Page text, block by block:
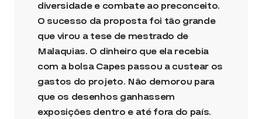
diversidade e combate ao preconceito.
O sucesso da proposta foi tão grande
que virou a tese de mestrado de
Malaquias. O dinheiro que ela recebia
com a bolsa Capes passou a custear os
gastos do projeto. Não demorou para
que os desenhos ganhassem
exposições dentro e até fora do país.